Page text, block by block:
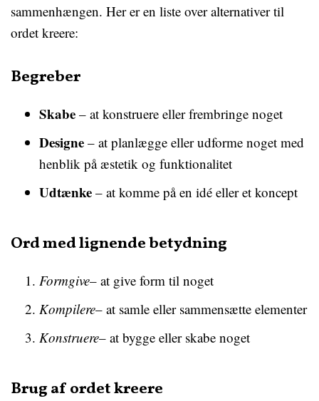
sammenhængen. Her er en liste over alternativer til
ordet kreere:
Begreber
Skabe – at konstruere eller frembringe noget
Designe – at planlægge eller udforme noget med
henblik på æstetik og funktionalitet
Udtænke – at komme på en idé eller et koncept
Ord med lignende betydning
Formgive– at give form til noget
Kompilere– at samle eller sammensætte elementer
Konstruere– at bygge eller skabe noget
Brug af ordet kreere